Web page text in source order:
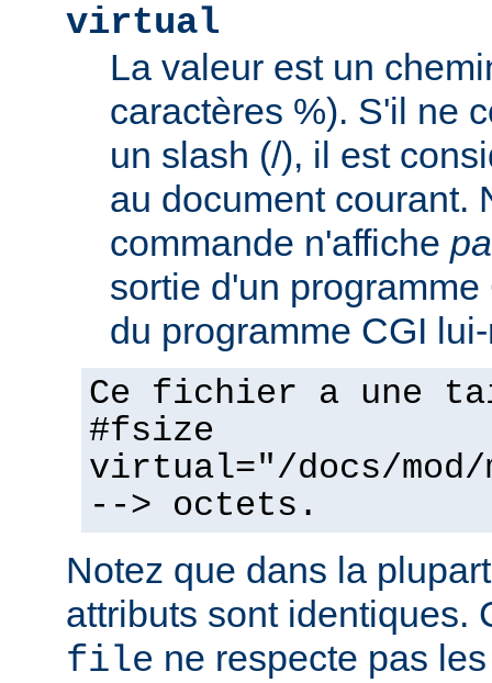
virtual
La valeur est un
caractères %). S'il ne
un slash (/), il est
au document courant.
commande n'affiche
sortie d'un
du programme CGI
Ce fichier a une
#fsize
virtual="/docs/mod/
--> octets.
Notez que dans la
attributs sont identiques.
file ne respecte pas